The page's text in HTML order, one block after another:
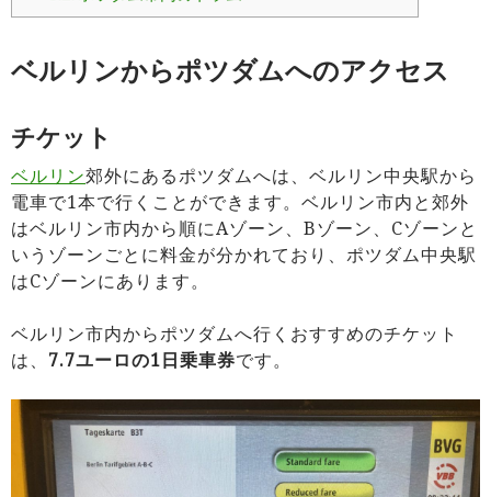
ベルリンからポツダムへのアクセス
チケット
ベルリン郊外にあるポツダムへは、ベルリン中央駅から
電車で1本で行くことができます。ベルリン市内と郊外
はベルリン市内から順にAゾーン、Bゾーン、Cゾーンと
いうゾーンごとに料金が分かれており、ポツダム中央駅
はCゾーンにあります。
ベルリン市内からポツダムへ行くおすすめのチケット
は、 7.7ユーロの1日乗車券です。